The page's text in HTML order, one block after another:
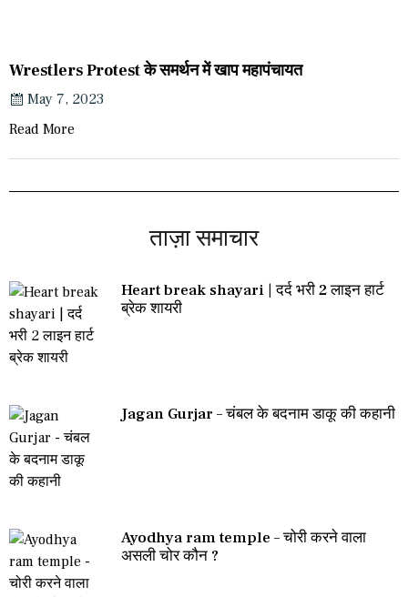
Wrestlers Protest के समर्थन में खाप महापंचायत
May 7, 2023
Read More
ताज़ा समाचार
Heart break shayari | दर्द भरी 2 लाइन हार्ट
ब्रेक शायरी
Jagan Gurjar – चंबल के बदनाम डाकू की कहानी
Ayodhya ram temple – चोरी करने वाला
असली चोर कौन ?